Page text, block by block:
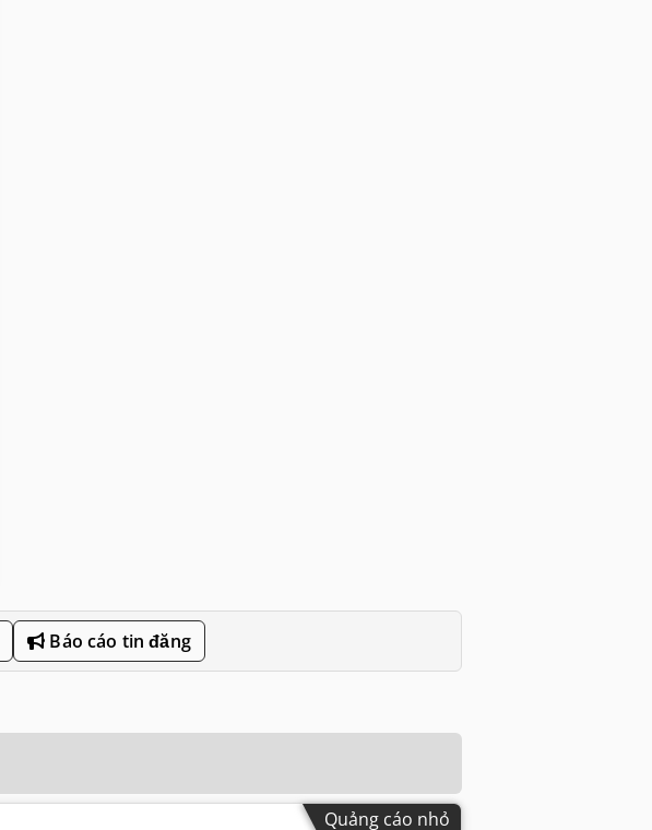
Báo cáo tin đăng
Quảng cáo nhỏ